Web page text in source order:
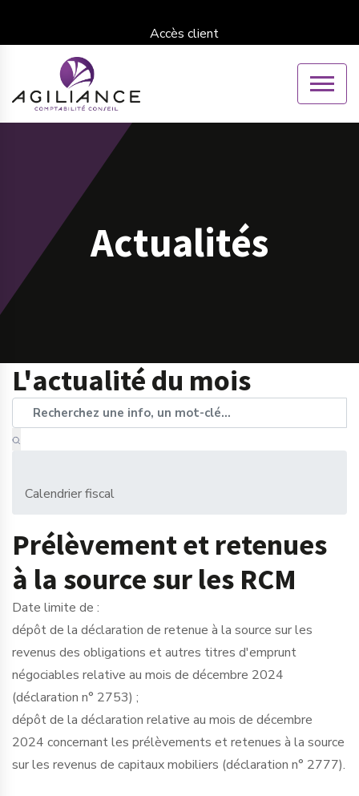
Accès client
Actualités
L'actualité du mois
Calendrier fiscal
Prélèvement et retenues
à la source sur les RCM
Date limite de :
dépôt de la déclaration de retenue à la source sur les
revenus des obligations et autres titres d'emprunt
négociables relative au mois de décembre 2024
(déclaration n° 2753) ;
dépôt de la déclaration relative au mois de décembre
2024 concernant les prélèvements et retenues à la source
sur les revenus de capitaux mobiliers (déclaration n° 2777).